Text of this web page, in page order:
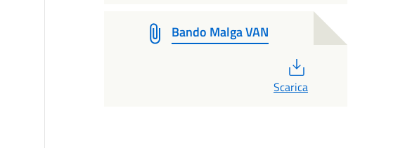
Bando Malga VAN
Scarica